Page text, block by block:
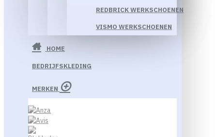
REDBRICK WERKSCHOENEN
VISMO WERKSCHOENEN
HOME
BEDRIJFSKLEDING
MERKEN